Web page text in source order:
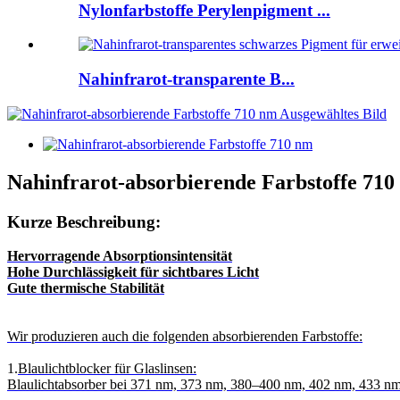
Nylonfarbstoffe Perylenpigment ...
Nahinfrarot-transparente B...
Nahinfrarot-absorbierende Farbstoffe 710
Kurze Beschreibung:
Hervorragende Absorptionsintensität
Hohe Durchlässigkeit für sichtbares Licht
Gute thermische Stabilität
Wir produzieren auch die folgenden absorbierenden Farbstoffe:
1.Blaulichtblocker für Glaslinsen:
Blaulichtabsorber bei 371 nm, 373 nm, 380–400 nm, 402 nm, 433